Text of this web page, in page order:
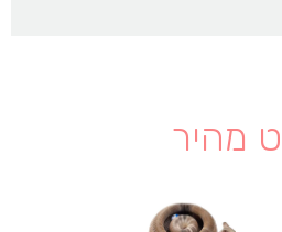
מהיר